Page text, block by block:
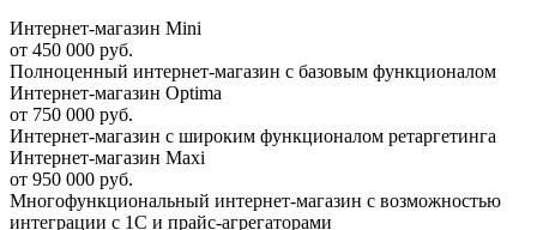
Интернет-магазин Mini
от 450 000 руб.
Полноценный интернет-магазин с базовым функционалом
Интернет-магазин Optima
от 750 000 руб.
Интернет-магазин с широким функционалом ретаргетинга
Интернет-магазин Maxi
от 950 000 руб.
Многофункциональный интернет-магазин с возможностью
интеграции с 1С и прайс-агрегаторами